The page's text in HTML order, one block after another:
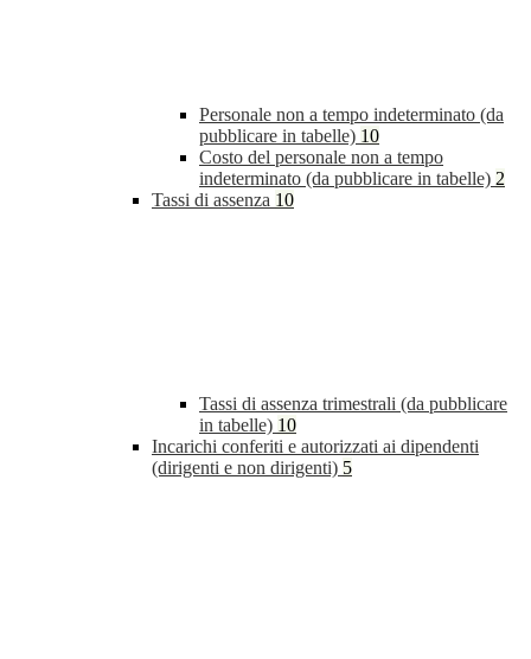
Personale non a tempo indeterminato (da
pubblicare in tabelle) 10
Costo del personale non a tempo
indeterminato (da pubblicare in tabelle) 2
Tassi di assenza 10
Tassi di assenza trimestrali (da pubblicare
in tabelle) 10
Incarichi conferiti e autorizzati ai dipendenti
(dirigenti e non dirigenti) 5